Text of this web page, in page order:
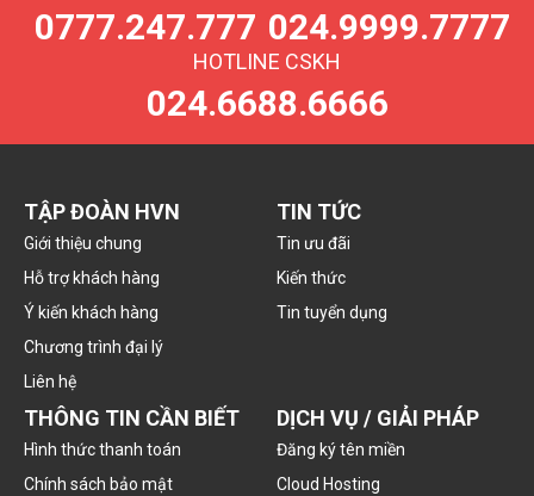
0777.247.777 024.9999.7777
HOTLINE CSKH
024.6688.6666
TẬP ĐOÀN HVN
Giới thiệu chung
Hỗ trợ khách hàng
Ý kiến khách hàng
Chương trình đại lý
Liên hệ
TIN TỨC
Tin ưu đãi
Kiến thức
Tin tuyển dụng
THÔNG TIN CẦN BIẾT
Hình thức thanh toán
Chính sách bảo mật
DỊCH VỤ / GIẢI PHÁP
Đăng ký tên miền
Cloud Hosting